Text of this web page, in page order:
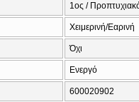
1ος /
Χειμερινή/Εαρινή
Όχι
Ενεργό
600020902